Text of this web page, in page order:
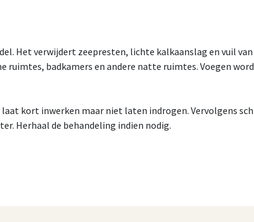
Het verwijdert zeepresten, lichte kalkaanslag en vuil
ruimtes, badkamers en andere natte ruimtes. Voegen
kort inwerken maar niet laten indrogen. Vervolgens
Herhaal de behandeling indien nodig.